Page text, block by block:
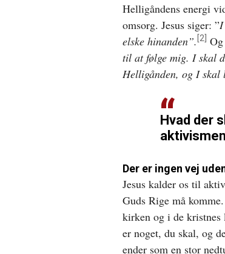
Helligåndens energi
omsorg. Jesus siger: ”I
elske hinanden”. [2]
til at følge mig. I skal
Helligånden, og I skal
Hvad der
Der er ingen vej
Jesus kalder os til
Guds Rige må
kirken og i de
er noget, du skal, og
ender som en stor